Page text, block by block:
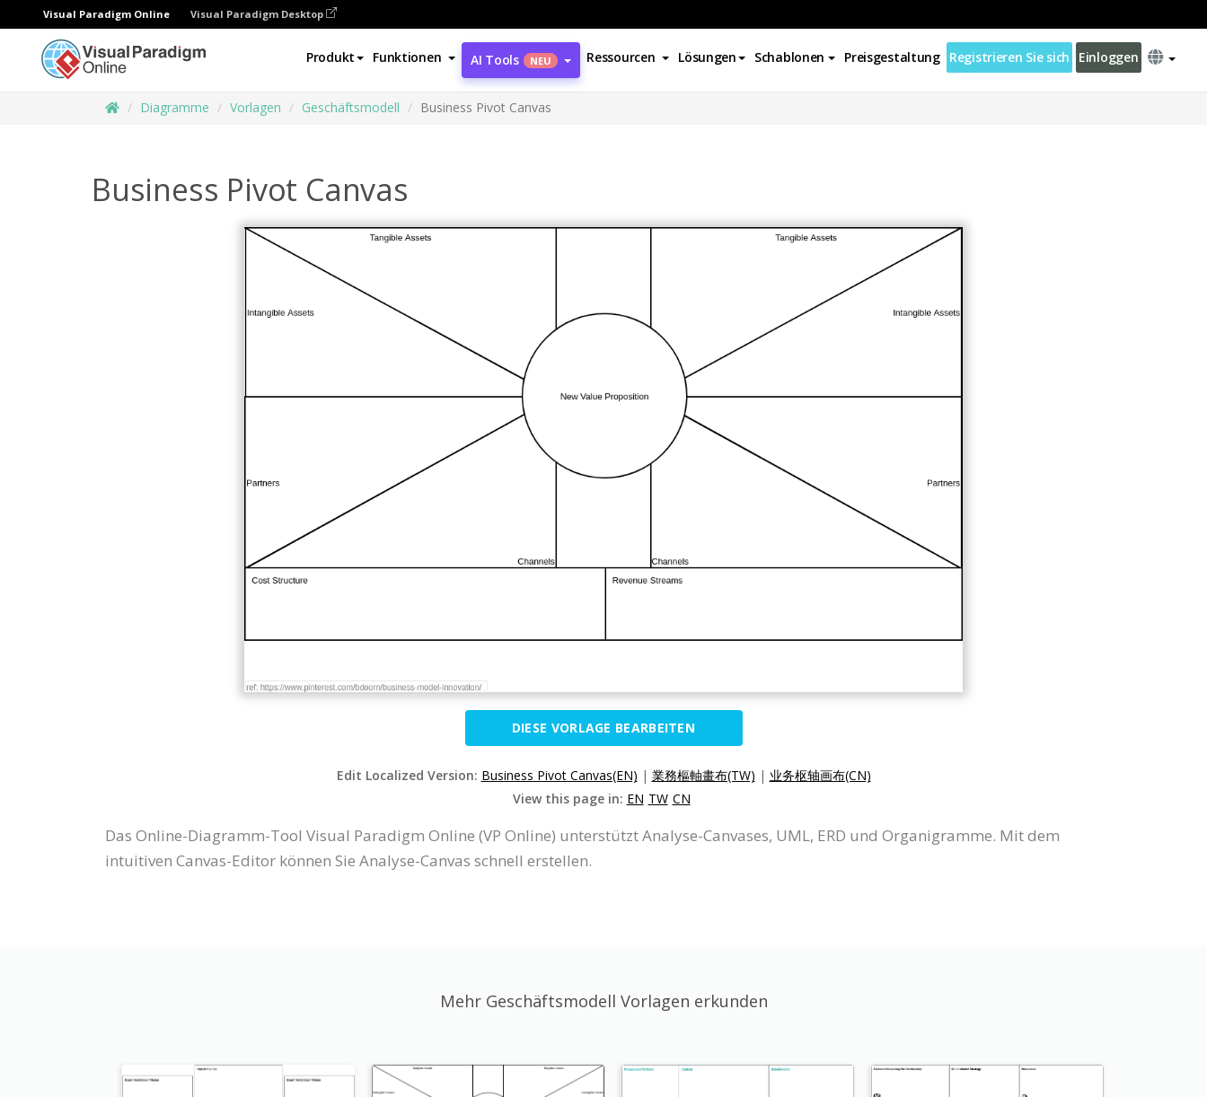
Visual Paradigm Online Visual Paradigm Desktop
Produkt Funktionen AI Tools NEU Ressourcen Lösungen Schablonen Preisgestaltung Registrieren Sie sich Einloggen
Diagramme Vorlagen Geschäftsmodell Business Pivot Canvas
Business Pivot Canvas
DIESE VORLAGE BEARBEITEN
Edit Localized Version: Business Pivot Canvas(EN) | 業務樞軸畫布(TW) | 业务枢轴画布(CN)
View this page in: EN TW CN
Das Online-Diagramm-Tool Visual Paradigm Online (VP Online) unterstützt Analyse-Canvases, UML, ERD und Organigramme. Mit dem
intuitiven Canvas-Editor können Sie Analyse-Canvas schnell erstellen.
Mehr Geschäftsmodell Vorlagen erkunden